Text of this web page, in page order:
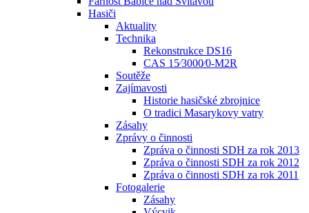
Hasiči
Aktuality
Technika
Rekonstrukce DS16
CAS 15⁄3000⁄0-M2R
Soutěže
Zajímavosti
Historie hasičské zbrojnice
O tradici Masarykovy vatry
Zásahy
Zprávy o činnosti
Zpráva o činnosti SDH za rok 2013
Zpráva o činnosti SDH za rok 2012
Zpráva o činnosti SDH za rok 2011
Fotogalerie
Zásahy